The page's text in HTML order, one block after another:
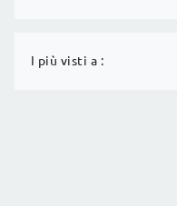
I più visti a :